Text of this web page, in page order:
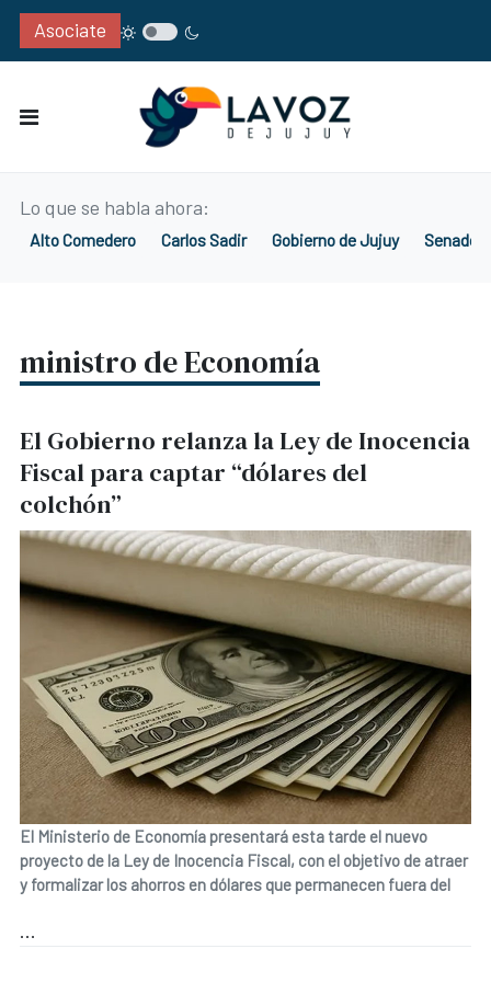
Asociate
Lo que se habla ahora:
Alto Comedero Carlos Sadir Gobierno de Jujuy Senado
ministro de Economía
El Gobierno relanza la Ley de Inocencia
Fiscal para captar “dólares del
colchón”
El Ministerio de Economía presentará esta tarde el nuevo
proyecto de la Ley de Inocencia Fiscal, con el objetivo de atraer
y formalizar los ahorros en dólares que permanecen fuera del
...